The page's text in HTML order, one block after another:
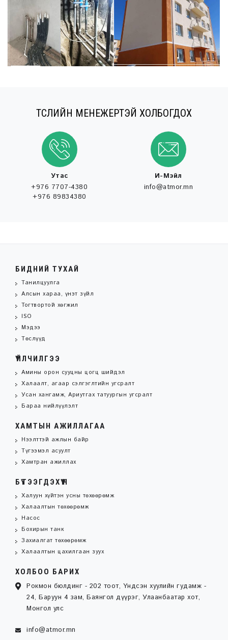
ТӨСЛИЙН МЕНЕЖЕРТЭЙ ХОЛБОГДОХ
Утас
+976 7707-4380
+976 89834380
И-Мэйл
info@atmor.mn
БИДНИЙ ТУХАЙ
Танилцуулга
Алсын хараа, үнэт зүйл
Тогтвортой хөгжил
ISO
Мэдээ
Төслүүд
ҮЙЛЧИЛГЭЭ
Амины орон сууцны цогц шийдэл
Халаалт, агаар сэлгэглтийн угсралт
Усан хангамж, Ариутгах татуургын угсралт
Бараа нийлүүлэлт
ХАМТЫН АЖИЛЛАГАА
Нээлттэй ажлын байр
Түгээмэл асуулт
Хамтран ажиллах
БҮТЭЭГДЭХҮҮН
Халуун хүйтэн усны төхөөрөмж
Халаалтын төхөөрөмж
Насос
Бохирын танк
Захиалгат төхөөрөмж
Халаалтын цахилгаан зуух
ХОЛБОО БАРИХ
Рокмон бюлдинг - 202 тоот, Үндсэн хуулийн гудамж -
24, Баруун 4 зам, Баянгол дүүрэг, Улаанбаатар хот,
Монгол улс
info@atmor.mn